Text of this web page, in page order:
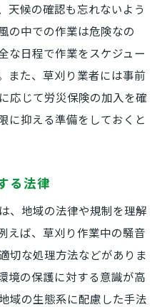
天候の確認も忘れないよう
の中での作業は危険なの
な日程で作業をスケジュー
また、草刈り業者には事前
応じて労災保険の加入を確
に抑える準備をしておくと
る法律
、地域の法律や規制を理解
えば、草刈り作業中の騒音
切な処理方法などがありま
境の保護に対する意識が高
域の生態系に配慮した手法